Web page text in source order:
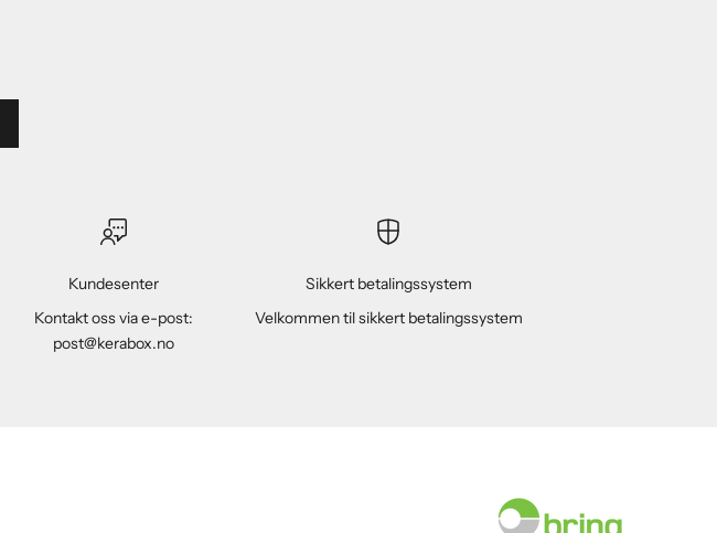
Kundesenter
Kontakt oss via e-post:
post@kerabox.no
Sikkert betalingssystem
Velkommen til sikkert betalingssystem